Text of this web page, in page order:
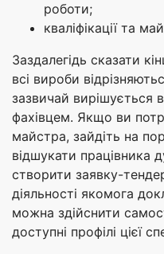
роботи;
кваліфікації та
Заздалегідь сказати
всі вироби
зазвичай вирішується
фахівцем. Якщо ви
майстра, зайдіть на
відшукати працівника
створити заявку-
діяльності якомога
можна здійснити
доступні профілі цієї